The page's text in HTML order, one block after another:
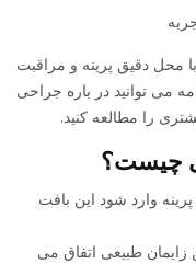
محل دقیق پرینه و مراقبت
می توانید در باره جراحی
را مطالعه کنید.
چیست؟
وارد شود این بافت
طبیعی اتفاق می